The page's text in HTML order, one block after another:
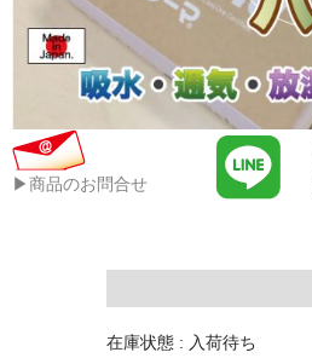
▶商品のお問合せ
在庫状態 : 入荷待ち